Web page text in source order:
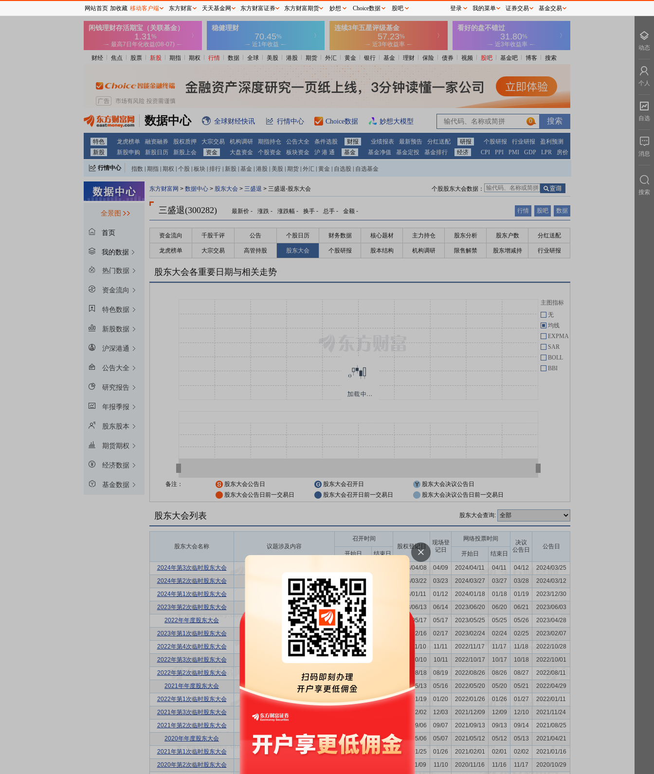
财经 焦点 股票 新股 期指 期权 行情 数据 全球 美股 港股 期货 外汇 黄金 银行 基金 理财 保险 债券 视频 股吧 基金吧 博客 搜索
数据中心 全球财经快讯 行情中心 Choice数据 妙想大模型 0
特色 龙虎榜单 融资融券 股权质押 大宗交易 机构调研 期指持仓 公告大全 条件选股 财报 业绩报表 最新预告 分红送配 研报 个股研报 行业研报
盈利预测
新股
新股申购 新股日历 新股上会 资金 大盘资金 个股资金 板块资金 沪 港 通 基金 基金净值 基金定投 基金排行 经济 CPI PPI PMI GDP LPR 房价
行情中心 指数 期指 期权 个股 板块 排行 新股 基金 港股 美股 期货 外汇 黄金 自选股 自选基金
全景图
首页
我的数据
热门数据
资金流向
特色数据
新股数据
沪深港通
公告大全
研究报告
年报季报
股东股本
期货期权
经济数据
基金数据
东方财富网 > 数据中心 > 股东大会 > 三盛退 > 三盛退-股东大会 个股股东大会数据：
三盛退(300282) 最新价 - 涨跌 - 涨跌幅 - 换手 - 总手 - 金额 - 行情 股吧 数据
资金流向 千股千评 公告 个股日历 财务数据 核心题材 主力持仓 股东分析 股东户数 分红送配
龙虎榜单 大宗交易 高管持股 股东大会 个股研报 股本结构 机构调研 限售解禁 股东增减持 行业研报
股东大会各重要日期与相关走势
主图指标
无
均线
EXPMA
SAR
BOLL
BBI
备注： 股东大会公告日 股东大会召开日
股东大会决议公告日
股东大会公告日前一交易日
股东大会召开日前一交易日 股东大会决议公告日前一交易日
股东大会列表 股东大会查询:
股东大会名称 议题涉及内容
召开时间
股权登记日
现场登
记日
网络投票时间
决议
公告日
公告日
开始日
结束日 开始日 结束日
2024年第3次临时股东大会 2024/04/08 04/09 2024/04/11 04/11 04/12
2024/03/25
2024年第2次临时股东大会
2024/03/27 2024/03/22 03/23 2024/03/27 03/27 03/28
2024/03/12
2024年第1次临时股东大会
2024/01/18 2024/01/11 01/12 2024/01/18 01/18 01/19
2023/12/30
2023年第2次临时股东大会
2023/06/20 2023/06/13 06/14 2023/06/20 06/20 06/21
2023/06/03
2022年年度股东大会
利润分配方案,年度报告(摘要)... 2023/05/25 2023/05/17 05/17 2023/05/25 05/25 05/26
2023/04/28
2023年第1次临时股东大会
2023/02/24 2023/02/16 02/17 2023/02/24 02/24 02/25
2023/02/07
2022年第4次临时股东大会
2022/11/17 2022/11/10 11/11 2022/11/17 11/17 11/18
2022/10/28
2022年第3次临时股东大会
董事换届议案 2022/10/10 10/11 2022/10/17 10/17 10/18
2022/10/01
2022年第2次临时股东大会
2022/08/26 2022/08/18 08/19 2022/08/26 08/26 08/27
2022/08/11
2021年年度股东大会
利润分配方案,年度报告(摘要)... 2022/05/20 2022/05/13 05/16 2022/05/20 05/20 05/21
2022/04/29
2022年第1次临时股东大会
- 2022/01/26 - 2022/01/19 01/20 2022/01/26 01/26 01/27
2022/01/11
2021年第3次临时股东大会
- 2021/12/02 12/03 2021/12/09 12/09 12/10
2021/11/24
2021年第2次临时股东大会
2021/09/06 09/07 2021/09/13 09/13 09/14
2021/08/25
2020年年度股东大会
利润分配方案,年度报告(摘要)... 2021/05/12 - 2021/05/06 05/07 2021/05/12 05/12 05/13
2021/04/21
2021年第1次临时股东大会
2021/02/01 - 2021/01/25 01/26 2021/02/01 02/01 02/02
2021/01/16
2020年第2次临时股东大会
2020/11/09 11/10 2020/11/16 11/16 11/17
2020/10/29
网站首页 加收藏 移动客户端 东方财富 天天基金网 东方财富证券 东方财富期货 妙想 Choice数据 股吧 登录 我的菜单 证券交易 基金交易
动态
个人
自选
消息
搜索